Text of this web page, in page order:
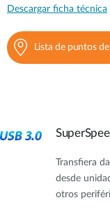
Descargar ficha técnica
Lista de puntos
Transfiera
desde
otros